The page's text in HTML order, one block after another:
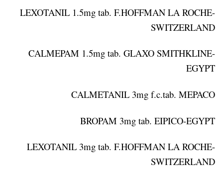
LEXOTANIL 1.5mg tab. F.HOFFMAN LA ROCHE-
SWITZERLAND
CALMEPAM 1.5mg tab. GLAXO SMITHKLINE-
EGYPT
CALMETANIL 3mg f.c.tab. MEPACO
BROPAM 3mg tab. EIPICO-EGYPT
LEXOTANIL 3mg tab. F.HOFFMAN LA ROCHE-
SWITZERLAND